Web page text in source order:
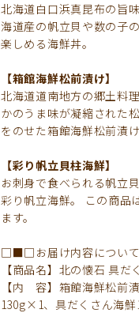
北海道白口浜真昆布の旨
海道産の帆立貝や数の子
楽しめる海鮮丼。
【箱館海鮮松前漬け】
北海道道南地方の郷土料
かのうま味が凝縮された
をのせた箱館海鮮松前漬け
【彩り帆立貝柱海鮮】
お刺身で食べられる帆立
彩り帆立海鮮。
この商品
ます。
□■□お届け内容につ
【商品名】北の懐石 具だ
【内 容】箱館海鮮松前
130g×1、具だくさん海